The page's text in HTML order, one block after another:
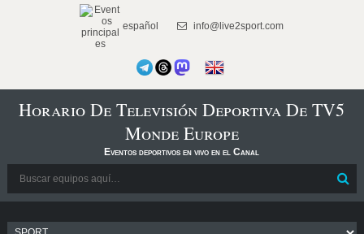
español info@live2sport.com
Horario De Televisión Deportiva De TV5
Monde Europe
Eventos deportivos en vivo en el Canal